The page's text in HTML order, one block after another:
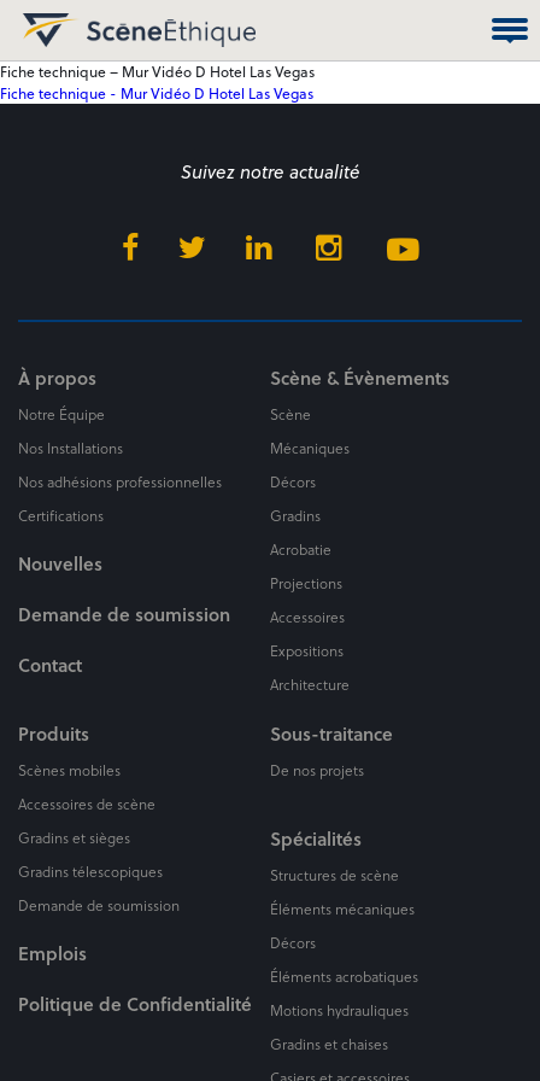
Fiche technique – Mur Vidéo D Hotel Las Vegas
Fiche technique - Mur Vidéo D Hotel Las Vegas
Suivez notre actualité
À propos
Notre Équipe
Nos Installations
Nos adhésions professionnelles
Certifications
Nouvelles
Demande de soumission
Contact
Scène & Évènements
Scène
Mécaniques
Décors
Gradins
Acrobatie
Projections
Accessoires
Expositions
Architecture
Produits
Scènes mobiles
Accessoires de scène
Gradins et sièges
Gradins télescopiques
Demande de soumission
Emplois
Politique de Confidentialité
Sous-traitance
De nos projets
Spécialités
Structures de scène
Éléments mécaniques
Décors
Éléments acrobatiques
Motions hydrauliques
Gradins et chaises